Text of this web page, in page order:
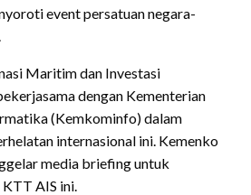
event persatuan negara-
Maritim dan Investasi
dengan Kementerian
(Kemkominfo) dalam
internasional ini. Kemenko
media briefing untuk
AIS ini.